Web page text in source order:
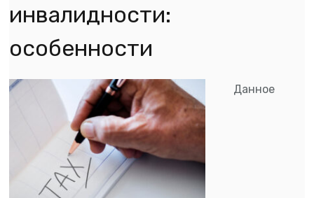
инвалидности:
особенности
Данное